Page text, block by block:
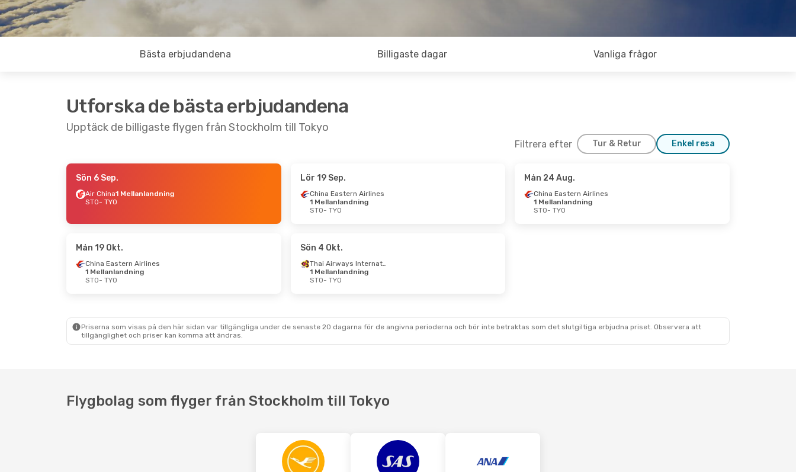
Bästa erbjudandena Billigaste dagar Vanliga frågor
Utforska de bästa erbjudandena
Upptäck de billigaste flygen från Stockholm till Tokyo
Filtrera efter Tur & Retur Enkel resa
- Sön 30 Aug.
1 Mellanlandning
1 Mellanlandning
China Eastern Airlines
1 Mellanlandning
- Mån 14 Sep.
Klm Royal Dutch Airlines
1 Mellanlandning
- Mån 26 Okt.
China Eastern Airlines
1 Mellanlandning
TYO
- STO
Sön 6 Sep.
Air China1 Mellanlandning
STO- TYO
Lör 19 Sep.
China Eastern Airlines
1 Mellanlandning
STO- TYO
Mån 24 Aug.
China Eastern Airlines
1 Mellanlandning
STO- TYO
Mån 19 Okt.
China Eastern Airlines
1 Mellanlandning
STO- TYO
Sön 4 Okt.
Thai Airways International
1 Mellanlandning
STO- TYO
Priserna som visas på den här sidan var tillgängliga under de senaste 20 dagarna för de angivna perioderna och bör inte betraktas som det slutgiltiga erbjudna priset. Observera att
tillgänglighet och priser kan komma att ändras.
Flygbolag som flyger från Stockholm till Tokyo